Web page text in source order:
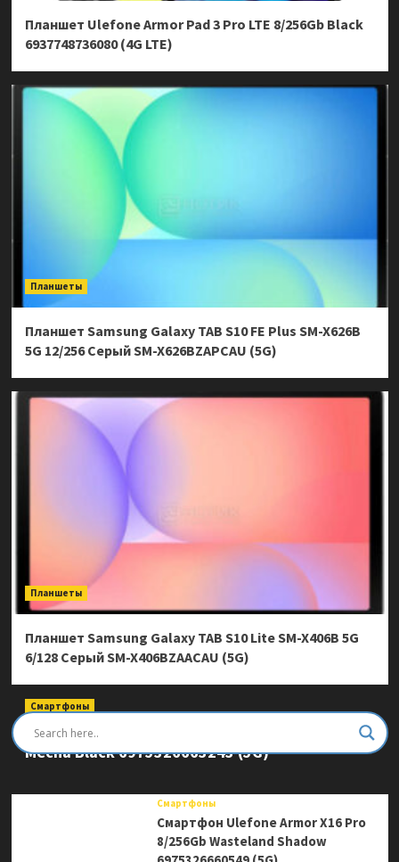
Планшет Ulefone Armor Pad 3 Pro LTE 8/256Gb Black
6937748736080 (4G LTE)
Планшеты
Планшет Samsung Galaxy TAB S10 FE Plus SM-X626B
5G 12/256 Серый SM-X626BZAPCAU (5G)
Планшеты
Планшет Samsung Galaxy TAB S10 Lite SM-X406B 5G
6/128 Серый SM-X406BZAACAU (5G)
Смартфоны
Смартфон Ulefone Armor Mini 20 Pro 8/256Gb
Mecha Black 6975326663243 (5G)
Смартфоны
Смартфон Ulefone Armor X16 Pro
8/256Gb Wasteland Shadow